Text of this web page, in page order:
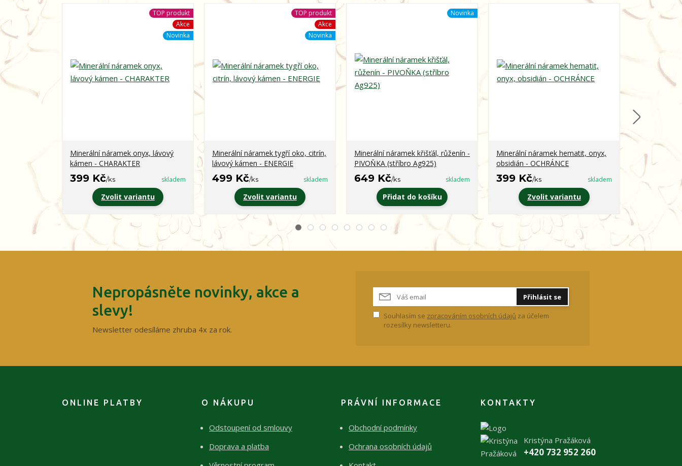
TOP produkt
Akce
Novinka
Minerální náramek onyx, lávový
kámen - CHARAKTER
399 Kč/ks skladem
Zvolit variantu
TOP produkt
Akce
Novinka
Minerální náramek tygří oko, citrín,
lávový kámen - ENERGIE
499 Kč/ks skladem
Zvolit variantu
Novinka
Minerální náramek křišťál, růženín -
PIVOŇKA (stříbro Ag925)
649 Kč/ks skladem
Přidat do košíku
Minerální náramek hematit, onyx,
obsidián - OCHRÁNCE
399 Kč/ks skladem
Zvolit variantu
Minerální
OSOBNÍ
Nepropásněte novinky, akce a
slevy!
Newsletter odesíláme zhruba 4x za rok.
Přihlásit se
Souhlasím se zpracováním osobních údajů za účelem
rozesílky newsletteru.
ONLINE PLATBY O NÁKUPU
Odstoupení od smlouvy
Doprava a platba
PRÁVNÍ INFORMACE
Obchodní podmínky
Ochrana osobních údajů
KONTAKTY
Kristýna Pražáková
+420 732 952 260